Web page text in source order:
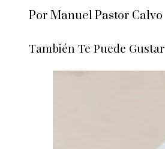
Por Manuel Pastor Calvo
También Te Puede Gustar